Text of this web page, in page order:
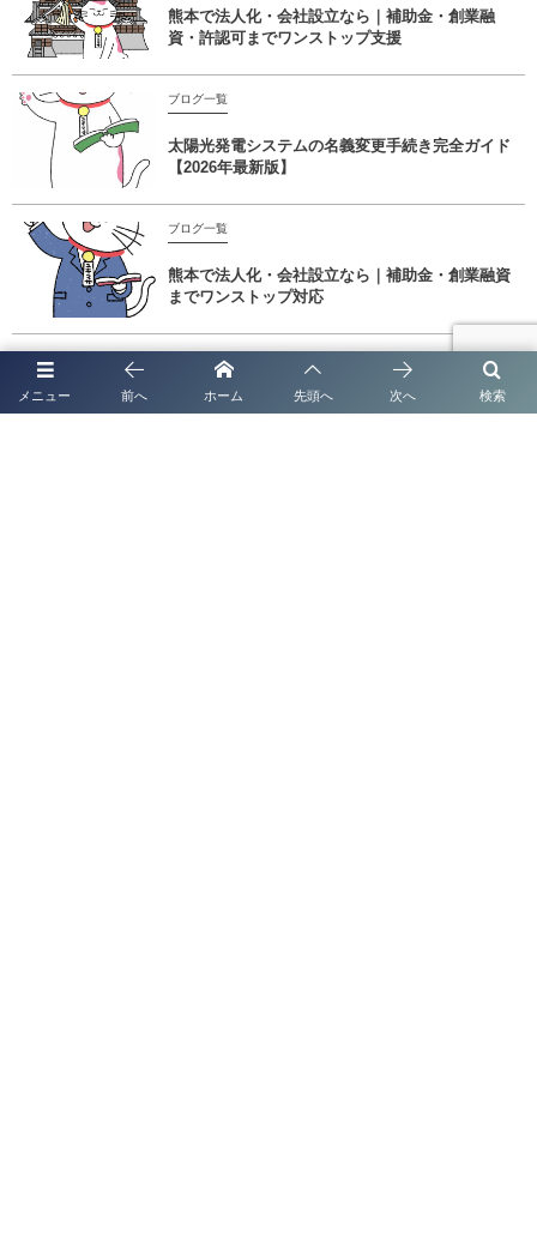
熊本で法人化・会社設立なら｜補助金・創業融
資・許認可までワンストップ支援
ブログ一覧
太陽光発電システムの名義変更手続き完全ガイド
【2026年最新版】
ブログ一覧
熊本で法人化・会社設立なら｜補助金・創業融資
までワンストップ対応
メニュー 検索
前へ ホーム 先頭へ 次へ